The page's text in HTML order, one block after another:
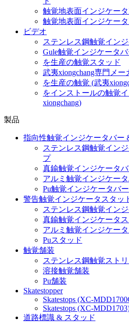
触覚地表面インジケータ
触覚地表面インジケータ
ビデオ
ステンレス鋼触覚イン
Gule触覚インジケータ
を生産の触覚スタッド
武夷xiongchang専門メ
を生産の触覚 (武夷
をインストールの触覚
xiongchang)
製品
指向性触覚インジケータバー
ステンレス鋼触覚イン
プ
真鍮触覚インジケータ
アルミ触覚インジケー
Pu触覚インジケータバー
警告触覚インジケータスタッ
ステンレス鋼触覚イン
真鍮触覚インジケータ
アルミ触覚インジケー
Puスタッド
触覚舗装
ステンレス鋼触覚スト
溶接触覚舗装
Pu舗装
Skatestopper
Skatestops (XC-
Skatestops (XC-
道路標識 & スタッド